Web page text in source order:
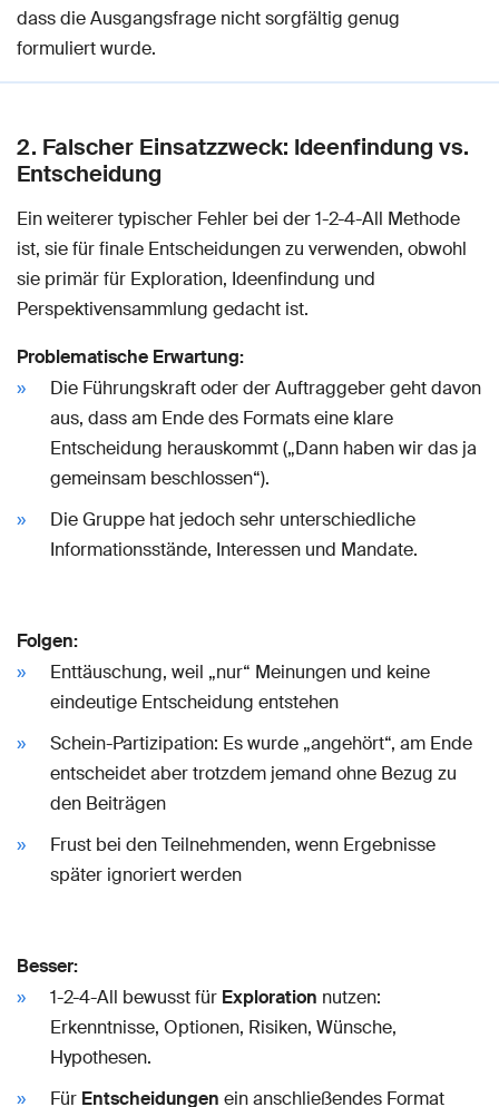
dass die Ausgangsfrage nicht sorgfältig genug
formuliert wurde.
2. Falscher Einsatzzweck: Ideenfindung vs.
Entscheidung
Ein weiterer typischer Fehler bei der 1-2-4-All Methode
ist, sie für finale Entscheidungen zu verwenden, obwohl
sie primär für Exploration, Ideenfindung und
Perspektivensammlung gedacht ist.
Problematische Erwartung:
Die Führungskraft oder der Auftraggeber geht davon
aus, dass am Ende des Formats eine klare
Entscheidung herauskommt („Dann haben wir das ja
gemeinsam beschlossen“).
Die Gruppe hat jedoch sehr unterschiedliche
Informationsstände, Interessen und Mandate.
Folgen:
Enttäuschung, weil „nur“ Meinungen und keine
eindeutige Entscheidung entstehen
Schein-Partizipation: Es wurde „angehört“, am Ende
entscheidet aber trotzdem jemand ohne Bezug zu
den Beiträgen
Frust bei den Teilnehmenden, wenn Ergebnisse
später ignoriert werden
Besser:
1-2-4-All bewusst für Exploration nutzen:
Erkenntnisse, Optionen, Risiken, Wünsche,
Hypothesen.
Für Entscheidungen ein anschließendes Format